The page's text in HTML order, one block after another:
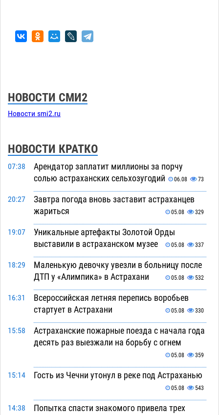
НОВОСТИ СМИ2
Новости smi2.ru
НОВОСТИ КРАТКО
07:38
Арендатор заплатит миллионы за порчу
солью астраханских сельхозугодий
06.08 73
20:27
Завтра погода вновь заставит астраханцев
жариться
05.08 329
19:07
Уникальные артефакты Золотой Орды
выставили в астраханском музее
05.08 337
18:29
Маленькую девочку увезли в больницу после
ДТП у «Алимпика» в Астрахани
05.08 532
16:31
Всероссийская летняя перепись воробьев
стартует в Астрахани
05.08 330
15:58
Астраханские пожарные поезда с начала года
десять раз выезжали на борьбу с огнем
05.08 359
15:14 Гость из Чечни утонул в реке под Астраханью
05.08 543
14:38
Попытка спасти знакомого привела трех